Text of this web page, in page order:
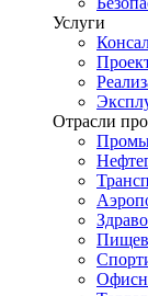
Услуги
Отрасли